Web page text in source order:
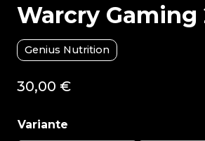
Warcry Gaming
Genius Nutrition
30,00 €